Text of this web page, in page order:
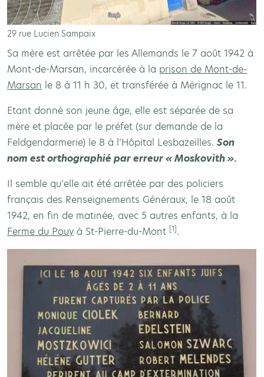
29 rue Lucien Sampaix
Sa mère est arrêtée par les Allemands le 7 août 1942 à
Mont-de-Marsan, incarcérée à la prison de Mont-de-
Marsan le 8 à 11 h 30, et transférée à Mérignac le 11.
Etant donné son jeune âge, elle est séparée de sa
mère et placée par le préfet (sur demande de la
Feldgendarmerie) le 8 à l’Hôpital Lesbazeilles. Son
nom est orthographié par erreur « Moskovith ».
Il semble qu’elle ait été arrêtée par des policiers
français des Renseignements Généraux, le 18 août
1942, en fin de matinée, avec 5 autres enfants, à la
Ferme du Pouy à St-Pierre-du-Mont [1].